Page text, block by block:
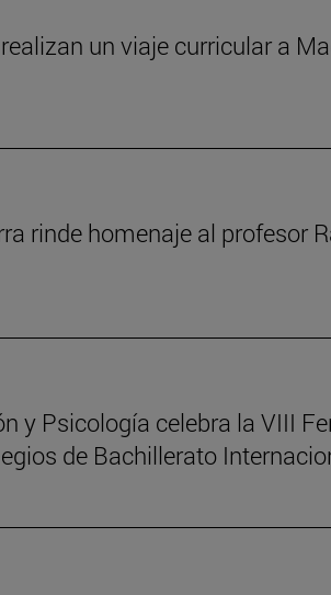
un viaje curricular a
rinde homenaje al profesor
y Psicología celebra la VIII
de Bachillerato